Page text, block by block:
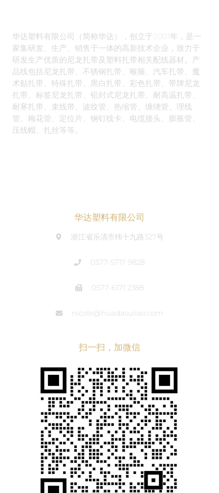
华达塑料有限公司（简称华达），创立于2001年，是一
家集研发、生产、销售于一体的高新技术企业，致力于
研发生产优质的尼龙扎带及塑料扎带相关配线器材。产
品线包括尼龙扎带、不锈钢扎带、喉箍、汽车扎带、魔
术贴扎带、特殊扎带、黑白扎带、彩色扎带、带牌尼龙
扎带、标签尼龙扎带、铅封式尼龙扎带、耐高温扎带、
耐寒扎带、束线带、波纹管、热缩管、缠绕管、理线
管、梅花管、定位片、钢钉线卡、电缆接头、膨胀管、
压线帽、扎丝等等。
华达塑料有限公司
浙江省乐清市纬十九路327号
0577-5717 9828
0577-6171 2388
nicole@huadasuliao.com
扫一扫，加微信